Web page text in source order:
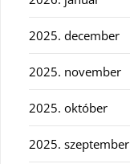
2025. december
2025. november
2025. október
2025. szeptember